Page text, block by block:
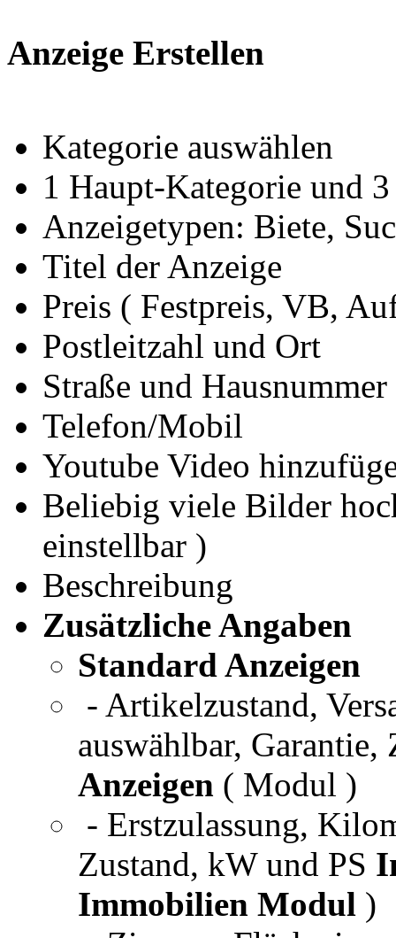
Anzeige Erstellen
Kategorie auswählen
1 Haupt-Kategorie und
Anzeigetypen: Biete,
Titel der Anzeige
Preis ( Festpreis, VB,
Postleitzahl und Ort
Straße und Hausnummer
Telefon/Mobil
Youtube Video
Beliebig viele Bilder
einstellbar )
Beschreibung
Zusätzliche Angaben
Standard Anzeigen
- Artikelzustand,
auswählbar,
Anzeigen ( Modul )
- Erstzulassung,
Zustand, kW und PS
Immobilien Modul )